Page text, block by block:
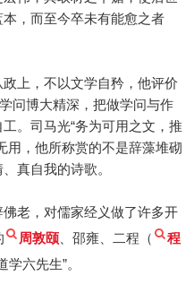
，而至今卒未有能愈之者
上，不以文学自矜，他评价
问博大精深，把做学问与作
。司马光“务为可用之文，推
用，他所称赏的不是辞藻堆砌
真自我的诗歌。
老，对儒家经义做了许多开
周敦颐 、邵雍、二程（
程
六先生”。